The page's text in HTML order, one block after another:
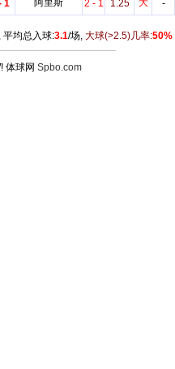
1 阿里斯 2 - 1 1.25 大 -
平均总入球:3.1/场, 大球(>2.5)几率:50%
体球网 Spbo.com